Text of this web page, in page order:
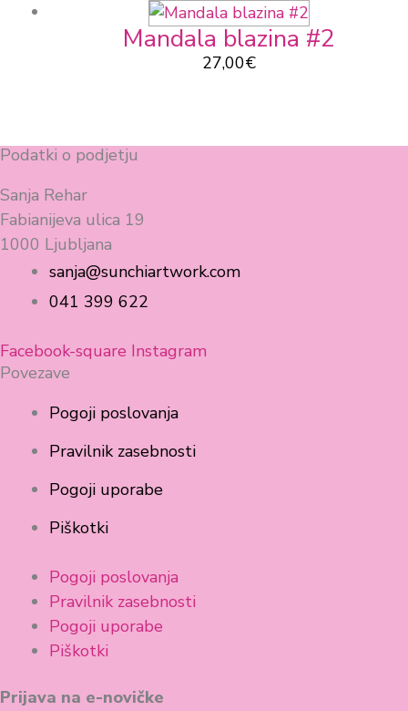
Mandala blazina #2
27,00€
Podatki o podjetju
Sanja Rehar
Fabianijeva ulica 19
1000 Ljubljana
sanja@sunchiartwork.com
041 399 622
Facebook-square Instagram
Povezave
Pogoji poslovanja
Pravilnik zasebnosti
Pogoji uporabe
Piškotki
Pogoji poslovanja
Pravilnik zasebnosti
Pogoji uporabe
Piškotki
Prijava na e-novičke